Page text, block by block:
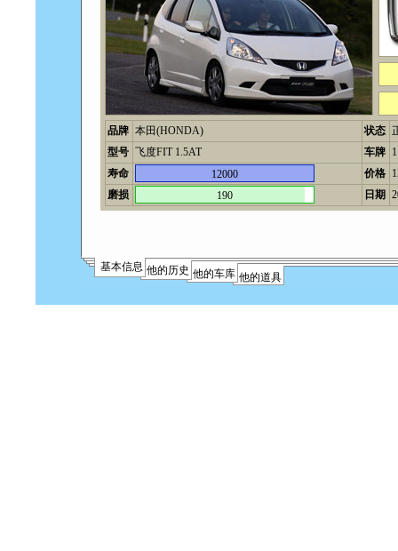
品牌 本田(HONDA) 状态
型号 飞度FIT 1.5AT 车牌
寿命
12000 价格
磨损
190 日期
基本信息 他的历史 他的车库 他的道具